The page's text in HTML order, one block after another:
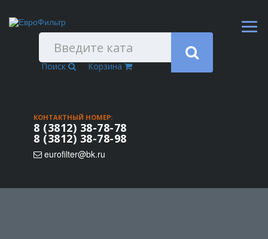
Поиск Корзина
КОНТАКТНЫЙ НОМЕР:
8 (3812) 38-78-78
8 (3812) 38-78-98
eurofilter@bk.ru